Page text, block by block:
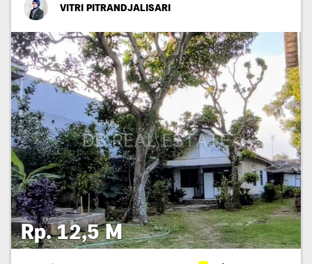
VITRI PITRANDJALISARI
Rp. 12,5 M